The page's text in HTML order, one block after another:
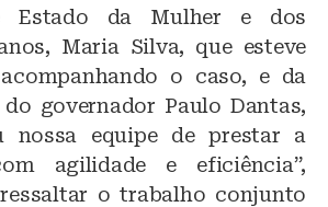
Estado da Mulher e dos
Maria Silva, que esteve
o caso, e da
governador Paulo Dantas,
nossa equipe de prestar a
agilidade e eficiência”,
o trabalho conjunto